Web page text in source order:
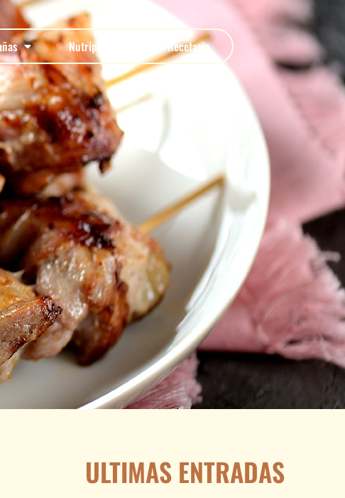
Nutripedia Recetario
ULTIMAS ENTRADAS